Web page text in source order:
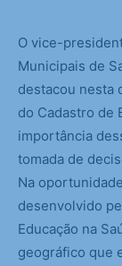
O vice-
Municipais de
destacou nesta
do Cadastro de
importância
tomada de
Na
desenvolvido
Educação na
geográfico que